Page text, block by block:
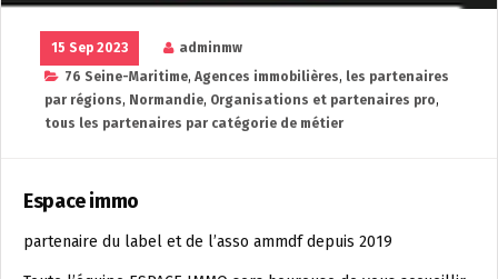
15 Sep 2023
adminmw
76 Seine-Maritime, Agences immobilières, les partenaires
par régions, Normandie, Organisations et partenaires pro,
tous les partenaires par catégorie de métier
Espace immo
partenaire du label et de l’asso ammdf depuis 2019